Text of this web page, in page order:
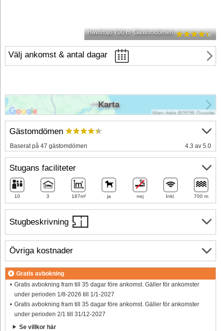
Hav/insjö 700 m Gästomdömen
Välj ankomst & antal dagar
Stugbeskrivning
Gästomdömen
Baserat på 47 gästomdömen 4.3 av 5.0
Stugans faciliteter
10 3 187m² ja nej Inkl. 700 m
Övriga kostnader
Gratis avbokning
Gratis avbokning fram till 35 dagar före ankomst. Gäller för ankomster
under perioden 1/8-2026 till 1/1-2027
Gratis avbokning fram till 35 dagar före ankomst. Gäller för ankomster
under perioden 2/1 till 31/12-2027
Se villkor här
Karta